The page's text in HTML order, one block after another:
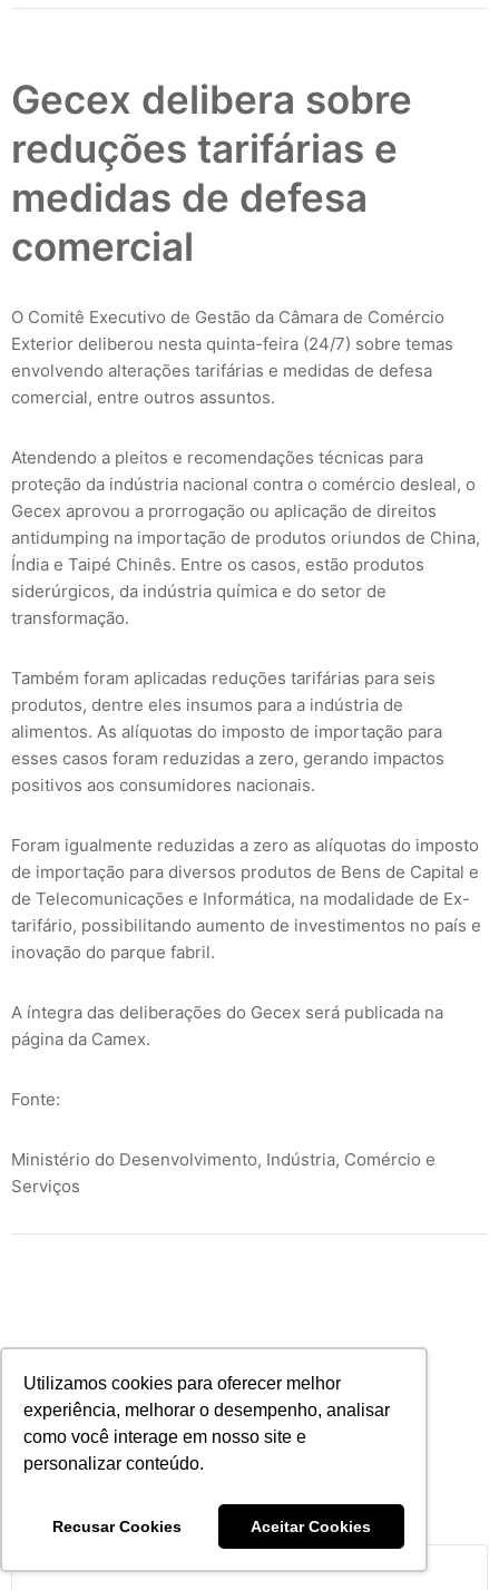
Utilizamos cookies para oferecer melhor
experiência, melhorar o desempenho, analisar
como você interage em nosso site e
personalizar conteúdo.
Recusar Cookies Aceitar Cookies
Gecex delibera sobre
reduções tarifárias e
medidas de defesa
comercial
O Comitê Executivo de Gestão da Câmara de Comércio
Exterior deliberou nesta quinta-feira (24/7) sobre temas
envolvendo alterações tarifárias e medidas de defesa
comercial, entre outros assuntos.
Atendendo a pleitos e recomendações técnicas para
proteção da indústria nacional contra o comércio desleal, o
Gecex aprovou a prorrogação ou aplicação de direitos
antidumping na importação de produtos oriundos de China,
Índia e Taipé Chinês. Entre os casos, estão produtos
siderúrgicos, da indústria química e do setor de
transformação.
Também foram aplicadas reduções tarifárias para seis
produtos, dentre eles insumos para a indústria de
alimentos. As alíquotas do imposto de importação para
esses casos foram reduzidas a zero, gerando impactos
positivos aos consumidores nacionais.
Foram igualmente reduzidas a zero as alíquotas do imposto
de importação para diversos produtos de Bens de Capital e
de Telecomunicações e Informática, na modalidade de Ex-
tarifário, possibilitando aumento de investimentos no país e
inovação do parque fabril.
A íntegra das deliberações do Gecex será publicada na
página da Camex.
Fonte:
Ministério do Desenvolvimento, Indústria, Comércio e
Serviços
Deixe sua opinião
Your email address will not be published.
Your Name*